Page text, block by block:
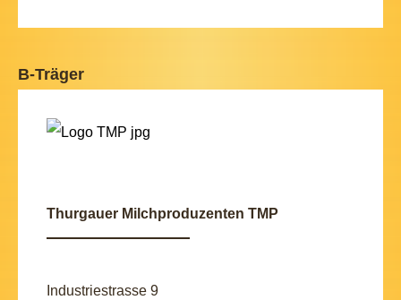
B-Träger
Thurgauer Milchproduzenten TMP
Industriestrasse 9